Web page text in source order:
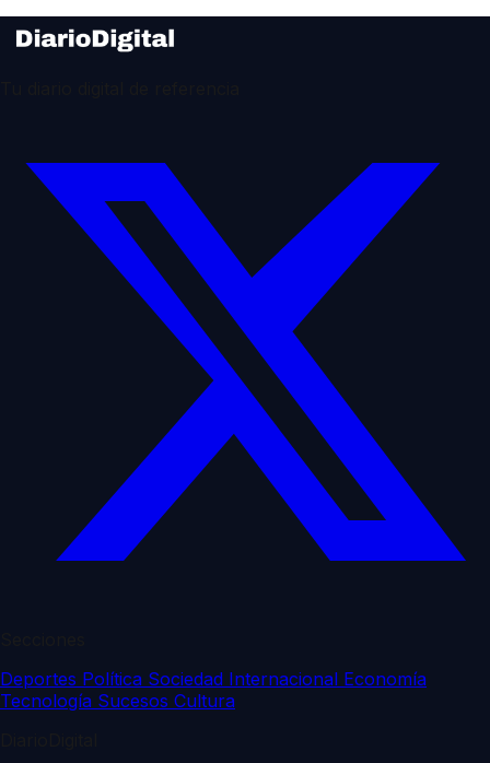
Deportes Política Sociedad Internacional Economía
Tecnología Sucesos Cultura